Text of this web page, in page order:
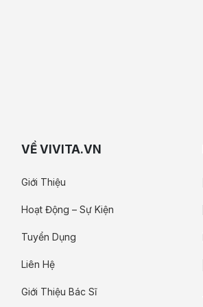
VỀ VIVITA.VN
Giới Thiệu
Hoạt Động – Sự Kiện
Tuyển Dụng
Liên Hệ
Giới Thiệu Bác Sĩ